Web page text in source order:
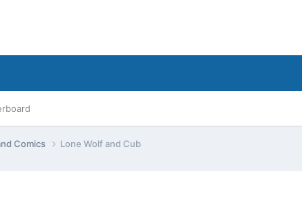
Comics Lone Wolf and Cub